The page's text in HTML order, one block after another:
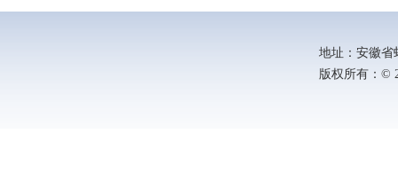
地址：安徽省
版权所有：©